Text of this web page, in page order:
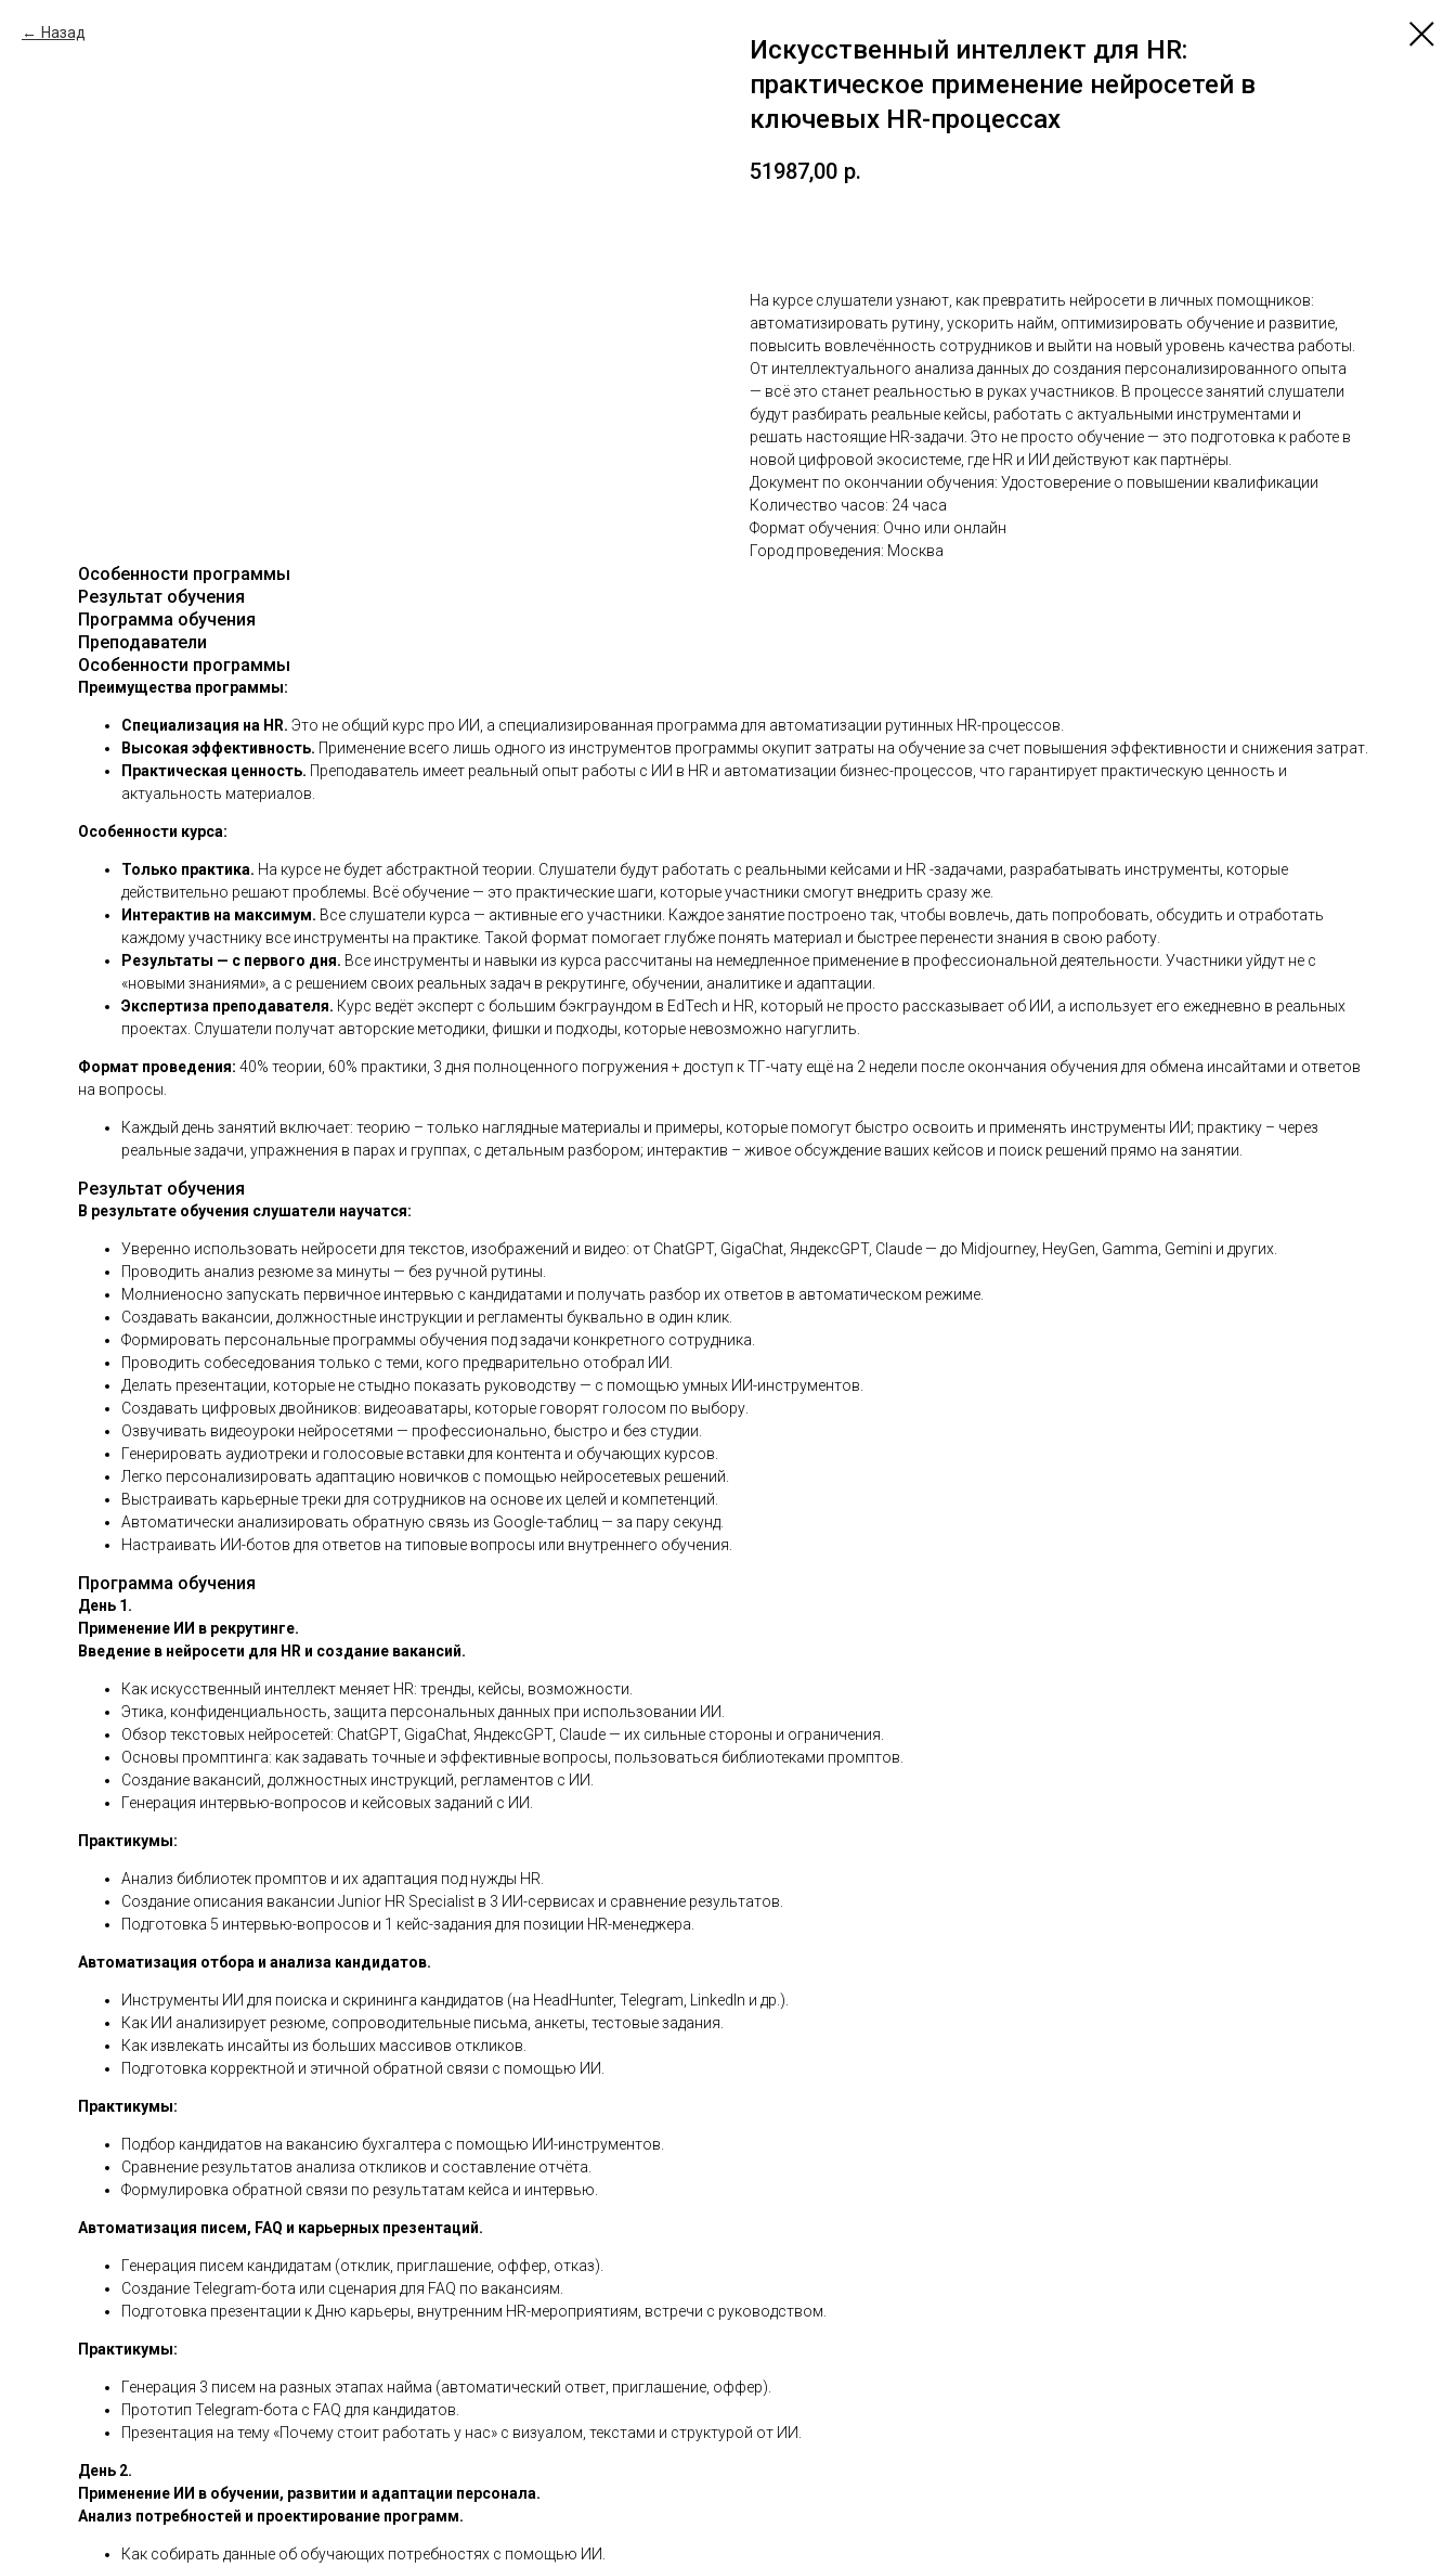
Назад
Искусственный интеллект для HR:
практическое применение нейросетей в
ключевых HR-процессах
51987,00 р.
На курсе слушатели узнают, как превратить нейросети в личных помощников:
автоматизировать рутину, ускорить найм, оптимизировать обучение и развитие,
повысить вовлечённость сотрудников и выйти на новый уровень качества работы.
От интеллектуального анализа данных до создания персонализированного опыта
— всё это станет реальностью в руках участников. В процессе занятий слушатели
будут разбирать реальные кейсы, работать с актуальными инструментами и
решать настоящие HR-задачи. Это не просто обучение — это подготовка к работе в
новой цифровой экосистеме, где HR и ИИ действуют как партнёры.
Документ по окончании обучения: Удостоверение о повышении квалификации
Количество часов: 24 часа
Формат обучения: Очно или онлайн
Город проведения: Москва
Особенности программы
Результат обучения
Программа обучения
Преподаватели
Особенности программы
Преимущества программы:
Специализация на HR. Это не общий курс про ИИ, а специализированная программа для автоматизации рутинных HR-процессов.
Высокая эффективность. Применение всего лишь одного из инструментов программы окупит затраты на обучение за счет повышения эффективности и снижения затрат.
Практическая ценность. Преподаватель имеет реальный опыт работы с ИИ в HR и автоматизации бизнес-процессов, что гарантирует практическую ценность и
актуальность материалов.
Особенности курса:
Только практика. На курсе не будет абстрактной теории. Слушатели будут работать с реальными кейсами и HR -задачами, разрабатывать инструменты, которые
действительно решают проблемы. Всё обучение — это практические шаги, которые участники смогут внедрить сразу же.
Интерактив на максимум. Все слушатели курса — активные его участники. Каждое занятие построено так, чтобы вовлечь, дать попробовать, обсудить и отработать
каждому участнику все инструменты на практике. Такой формат помогает глубже понять материал и быстрее перенести знания в свою работу.
Результаты — с первого дня. Все инструменты и навыки из курса рассчитаны на немедленное применение в профессиональной деятельности. Участники уйдут не с
«новыми знаниями», а с решением своих реальных задач в рекрутинге, обучении, аналитике и адаптации.
Экспертиза преподавателя. Курс ведёт эксперт с большим бэкграундом в EdTech и HR, который не просто рассказывает об ИИ, а использует его ежедневно в реальных
проектах. Слушатели получат авторские методики, фишки и подходы, которые невозможно нагуглить.
Формат проведения: 40% теории, 60% практики, 3 дня полноценного погружения + доступ к ТГ-чату ещё на 2 недели после окончания обучения для обмена инсайтами и ответов
на вопросы.
Каждый день занятий включает: теорию – только наглядные материалы и примеры, которые помогут быстро освоить и применять инструменты ИИ; практику – через
реальные задачи, упражнения в парах и группах, с детальным разбором; интерактив – живое обсуждение ваших кейсов и поиск решений прямо на занятии.
Результат обучения
В результате обучения слушатели научатся:
Уверенно использовать нейросети для текстов, изображений и видео: от ChatGPT, GigaChat, ЯндексGPT, Claude — до Midjourney, HeyGen, Gamma, Gemini и других.
Проводить анализ резюме за минуты — без ручной рутины.
Молниеносно запускать первичное интервью с кандидатами и получать разбор их ответов в автоматическом режиме.
Создавать вакансии, должностные инструкции и регламенты буквально в один клик.
Формировать персональные программы обучения под задачи конкретного сотрудника.
Проводить собеседования только с теми, кого предварительно отобрал ИИ.
Делать презентации, которые не стыдно показать руководству — с помощью умных ИИ-инструментов.
Создавать цифровых двойников: видеоаватары, которые говорят голосом по выбору.
Озвучивать видеоуроки нейросетями — профессионально, быстро и без студии.
Генерировать аудиотреки и голосовые вставки для контента и обучающих курсов.
Легко персонализировать адаптацию новичков с помощью нейросетевых решений.
Выстраивать карьерные треки для сотрудников на основе их целей и компетенций.
Автоматически анализировать обратную связь из Google-таблиц — за пару секунд.
Настраивать ИИ-ботов для ответов на типовые вопросы или внутреннего обучения.
Программа обучения
День 1.
Применение ИИ в рекрутинге.
Введение в нейросети для HR и создание вакансий.
Как искусственный интеллект меняет HR: тренды, кейсы, возможности.
Этика, конфиденциальность, защита персональных данных при использовании ИИ.
Обзор текстовых нейросетей: ChatGPT, GigaChat, ЯндексGPT, Claude — их сильные стороны и ограничения.
Основы промптинга: как задавать точные и эффективные вопросы, пользоваться библиотеками промптов.
Создание вакансий, должностных инструкций, регламентов с ИИ.
Генерация интервью-вопросов и кейсовых заданий с ИИ.
Практикумы:
Анализ библиотек промптов и их адаптация под нужды HR.
Создание описания вакансии Junior HR Specialist в 3 ИИ-сервисах и сравнение результатов.
Подготовка 5 интервью-вопросов и 1 кейс-задания для позиции HR-менеджера.
Автоматизация отбора и анализа кандидатов.
Инструменты ИИ для поиска и скрининга кандидатов (на HeadHunter, Telegram, LinkedIn и др.).
Как ИИ анализирует резюме, сопроводительные письма, анкеты, тестовые задания.
Как извлекать инсайты из больших массивов откликов.
Подготовка корректной и этичной обратной связи с помощью ИИ.
Практикумы:
Подбор кандидатов на вакансию бухгалтера с помощью ИИ-инструментов.
Сравнение результатов анализа откликов и составление отчёта.
Формулировка обратной связи по результатам кейса и интервью.
Автоматизация писем, FAQ и карьерных презентаций.
Генерация писем кандидатам (отклик, приглашение, оффер, отказ).
Создание Telegram-бота или сценария для FAQ по вакансиям.
Подготовка презентации к Дню карьеры, внутренним HR-мероприятиям, встречи с руководством.
Практикумы:
Генерация 3 писем на разных этапах найма (автоматический ответ, приглашение, оффер).
Прототип Telegram-бота с FAQ для кандидатов.
Презентация на тему «Почему стоит работать у нас» с визуалом, текстами и структурой от ИИ.
День 2.
Применение ИИ в обучении, развитии и адаптации персонала.
Анализ потребностей и проектирование программ.
Как собирать данные об обучающих потребностях с помощью ИИ.